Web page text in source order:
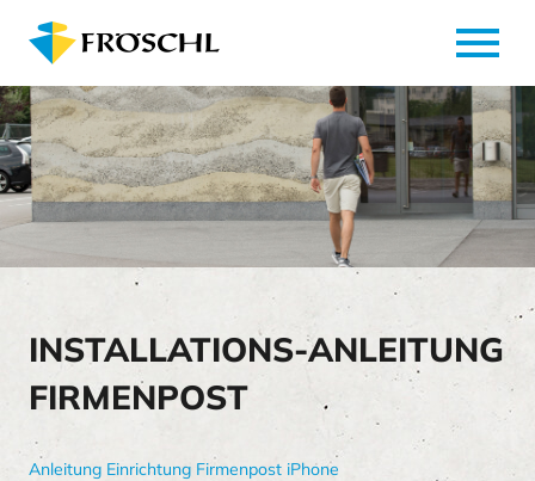
menu
INSTALLATIONS-ANLEITUNG
FIRMENPOST
Anleitung Einrichtung Firmenpost iPhone